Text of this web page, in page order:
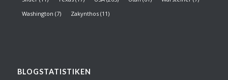
Washington (7) Zakynthos(11)
BLOGSTATISTIKEN